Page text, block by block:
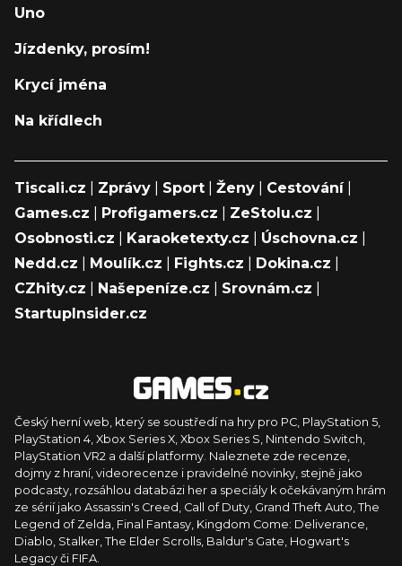
Uno
Jízdenky, prosím!
Krycí jména
Na křídlech
Tiscali.cz Zprávy Sport Ženy Cestování|
Games.cz
Profigamers.cz ZeStolu.cz
Osobnosti.cz
Karaoketexty.cz Úschovna.cz
Nedd.cz
Moulík.cz Fights.cz Dokina.cz
CZhity.cz
Našepeníze.cz Srovnám.cz
StartupInsider.cz
Český herní web, který se soustředí na hry pro PC, PlayStation 5,
PlayStation 4, Xbox Series X, Xbox Series S, Nintendo Switch,
PlayStation VR2 a další platformy. Naleznete zde recenze,
dojmy z hraní, videorecenze i pravidelné novinky, stejně jako
podcasty, rozsáhlou databázi her a speciály k očekávaným hrám
ze sérií jako Assassin's Creed, Call of Duty, Grand Theft Auto, The
Legend of Zelda, Final Fantasy, Kingdom Come: Deliverance,
Diablo, Stalker, The Elder Scrolls, Baldur's Gate, Hogwart's
Legacy či FIFA.